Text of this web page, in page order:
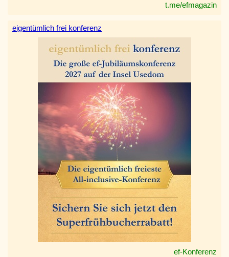
t.me/efmagazin
eigentümlich frei konferenz
ef-Konferenz